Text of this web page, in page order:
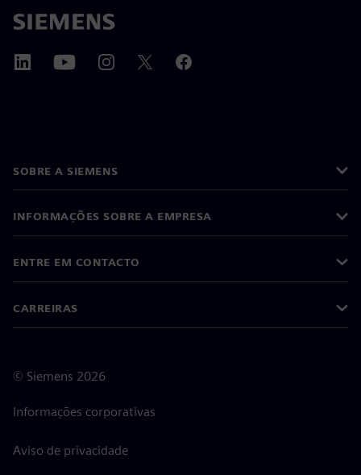
SOBRE A SIEMENS
INFORMAÇÕES SOBRE A EMPRESA
ENTRE EM CONTACTO
CARREIRAS
© Siemens 2026
Informações corporativas
Aviso de privacidade